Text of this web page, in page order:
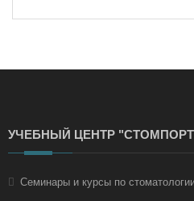
УЧЕБНЫЙ ЦЕНТР
Семинары и курсы по